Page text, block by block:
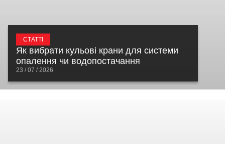
СТАТТІ
Як вибрати кульові крани для системи
опалення чи водопостачання
23 / 07 / 2026